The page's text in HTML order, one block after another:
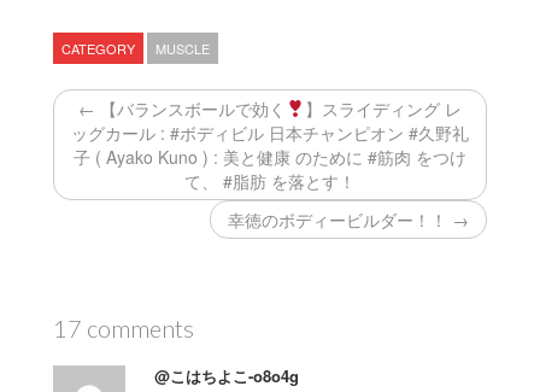
CATEGORY MUSCLE
← 【バランスボールで効く
】スライディング レ
ッグカール : #ボディビル 日本チャンピオン #久野礼
子 ( Ayako Kuno ) : 美と健康 のために #筋肉 をつけ
て、 #脂肪 を落とす！
幸徳のボディービルダー！！ →
17 comments
@こはちよこ-o8o4g